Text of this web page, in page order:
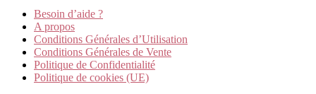
Besoin d’aide ?
A propos
Conditions Générales d’Utilisation
Conditions Générales de Vente
Politique de Confidentialité
Politique de cookies (UE)